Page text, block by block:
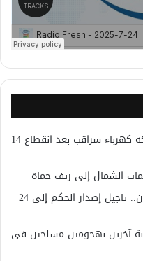
وزير الطاقة السوري: بدء تاهيل شبكة كهرباء سراقب بعد انقطاع 14
الجلسة الخامسة لمحاكمة احمد حسون.. تاجيل إصدار الحكم إلى 24
آخرين بهجومين مسلحين في